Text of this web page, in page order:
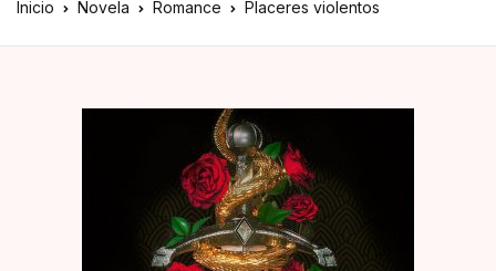
Inicio Novela Romance Placeres violentos